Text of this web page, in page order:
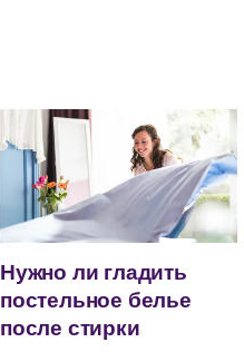
Нужно ли гладить
постельное белье
после стирки